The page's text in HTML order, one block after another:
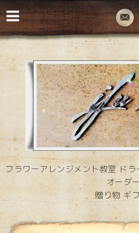
フラワーアレンジメント教室 ド
オーダ
贈り物 ギ